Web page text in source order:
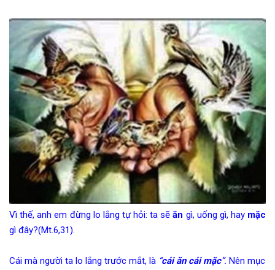
Vì thế, anh em đừng lo lắng tự hỏi: ta sẽăn gì, uống gì, hay mặc
gì đây?(Mt.6,31).
Cái mà người ta lo lắng trước mắt, là “cái ăn cái mặc”. Nên mục